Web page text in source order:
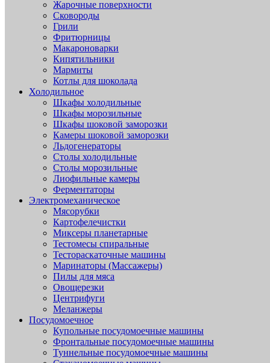
Жарочные поверхности
Сковороды
Грили
Фритюрницы
Макароноварки
Кипятильники
Мармиты
Котлы для шоколада
Холодильное
Шкафы холодильные
Шкафы морозильные
Шкафы шоковой заморозки
Камеры шоковой заморозки
Льдогенераторы
Столы холодильные
Столы морозильные
Лиофильные камеры
Ферментаторы
Электромеханическое
Мясорубки
Картофелечистки
Миксеры планетарные
Тестомесы спиральные
Тестораскаточные машины
Маринаторы (Массажеры)
Пилы для мяса
Овощерезки
Центрифуги
Меланжеры
Посудомоечное
Купольные посудомоечные машины
Фронтальные посудомоечные машины
Туннельные посудомоечные машины